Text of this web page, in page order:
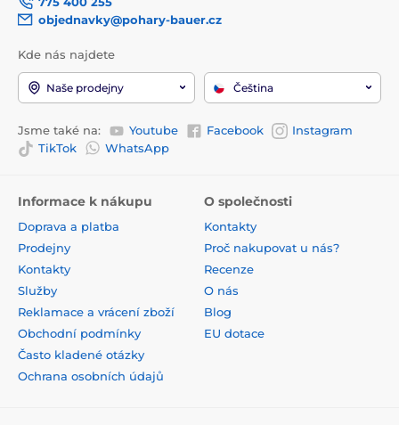
objednavky@pohary-bauer.cz
Kde nás najdete
Naše prodejny Čeština
Jsme také na: Youtube Facebook
Instagram
TikTok
WhatsApp
Informace k nákupu
Doprava a platba
Prodejny
Kontakty
Služby
Reklamace a vrácení zboží
Obchodní podmínky
Často kladené otázky
Ochrana osobních údajů
O společnosti
Kontakty
Proč nakupovat u nás?
Recenze
O nás
Blog
EU dotace